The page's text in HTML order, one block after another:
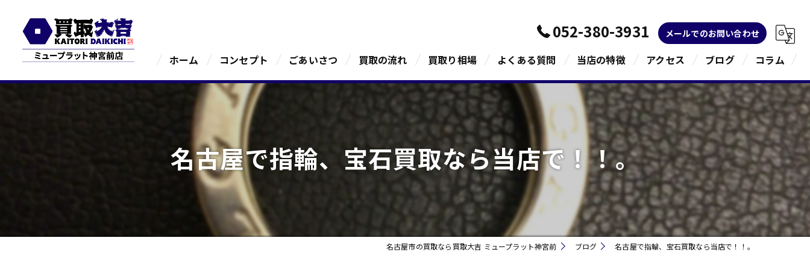
052-380-3931 メールでのお問い合わせ
ホーム コンセプト ごあいさつ 買取の流れ 買取り相場 よくある質問 当店の特徴
金
ブランド
宝石
貴金属
指輪
アクセス ブログ コラム
名古屋で指輪、宝石買取なら当店で！！。
名古屋市の買取なら買取大吉 ミュープラット神宮前 ブログ 名古屋で指輪、宝石買取なら当店で！！。